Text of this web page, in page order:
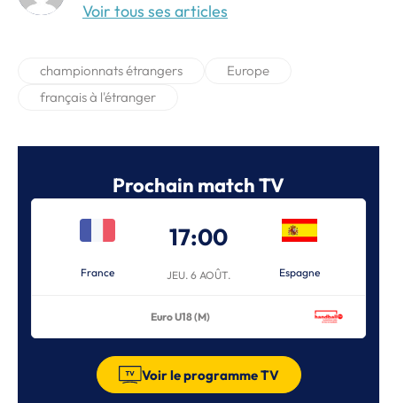
Voir tous ses articles
championnats étrangers
Europe
français à l'étranger
Prochain match TV
France
17:00
JEU. 6 AOÛT. Espagne
Euro U18 (M)
Voir le programme TV